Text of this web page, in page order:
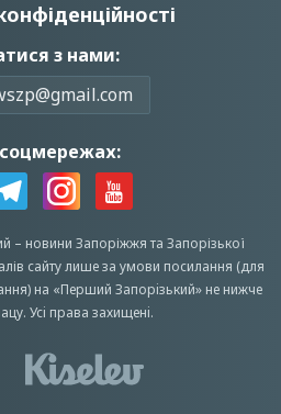
з нами:
– новини Запоріжжята Запорізької
сайту лише за умови посилання (для
на «Перший Запорiзький» не нижче
Усi права захищенi.